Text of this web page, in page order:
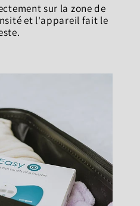
sur la zone de
et l'appareil fait le